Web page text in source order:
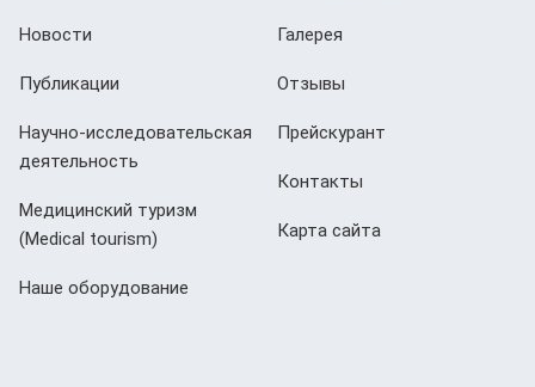
Новости
Публикации
Научно-исследовательская
деятельность
Медицинский туризм
(Мedical tourism)
Наше оборудование
Галерея
Отзывы
Прейскурант
Контакты
Карта сайта